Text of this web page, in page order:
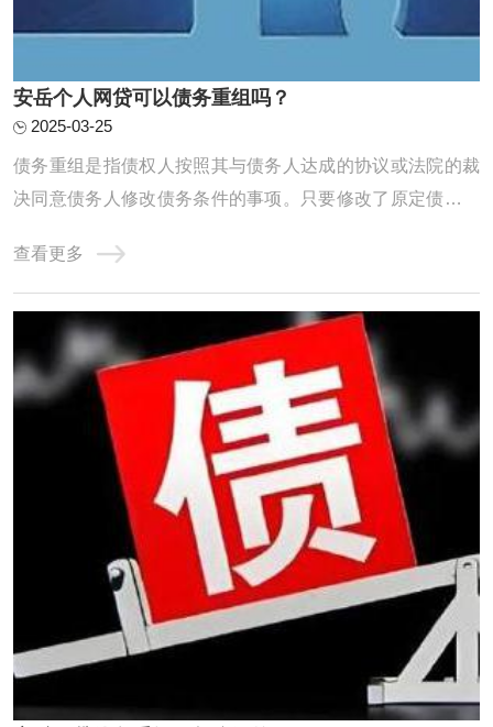
安岳个人网贷可以债务重组吗？
2025-03-25
债务重组是指债权人按照其与债务人达成的协议或法院的裁
决同意债务人修改债务条件的事项。只要修改了原定债务偿
的，均作为债务重组。个人网贷的债务重组需要遵循一定的
原则和程序，包括核销已经损失或无法收回的资产及损益账
户上的借方余额，对资产进行重估价，以确定 ...
查看更多